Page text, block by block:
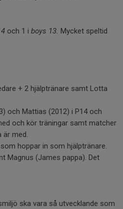
och 1 i boys 13. Mycket speltid
+ 2 hjälptränare samt Lotta
och Mattias (2012) i P14 och
och kör träningar samt matcher
är med.
hoppar in som hjälptränare.
Magnus (James pappa). Det
ska vara så utvecklande som